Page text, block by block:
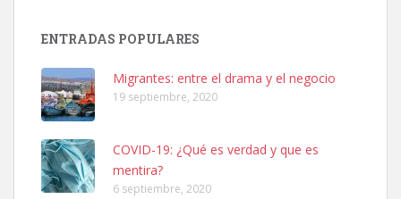
Leales.org » Gran Canaria
ENTRADAS POPULARES
Migrantes: entre el drama y el negocio
19 septiembre, 2020
COVID-19: ¿Qué es verdad y que es
mentira?
6 septiembre, 2020